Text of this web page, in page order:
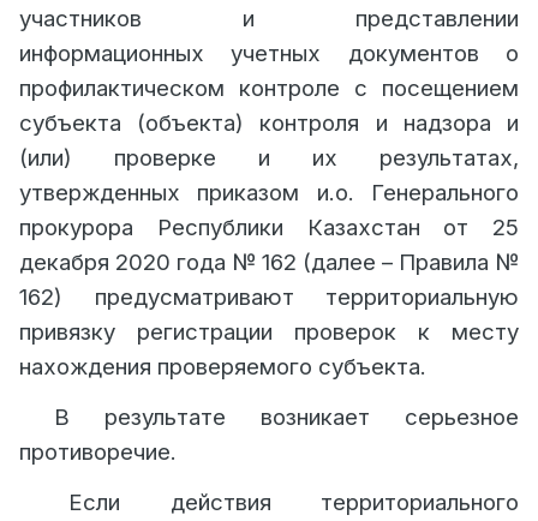
участников и представлении
информационных учетных документов о
профилактическом контроле с посещением
субъекта (объекта) контроля и надзора и
(или) проверке и их результатах,
утвержденных приказом и.о. Генерального
прокурора Республики Казахстан от 25
декабря 2020 года № 162 (далее – Правила №
162) предусматривают территориальную
привязку регистрации проверок к месту
нахождения проверяемого субъекта.
В результате возникает серьезное
противоречие.
Если действия территориального